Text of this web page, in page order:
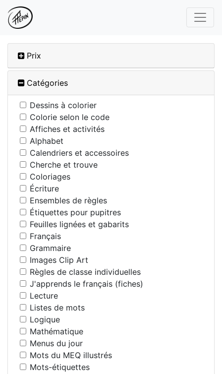
Prix
Catégories
Dessins à colorier
Colorie selon le code
Affiches et activités
Alphabet
Calendriers et accessoires
Cherche et trouve
Coloriages
Écriture
Ensembles de règles
Étiquettes pour pupitres
Feuilles lignées et gabarits
Français
Grammaire
Images Clip Art
Règles de classe individuelles
J'apprends le français (fiches)
Lecture
Listes de mots
Logique
Mathématique
Menus du jour
Mots du MEQ illustrés
Mots-étiquettes